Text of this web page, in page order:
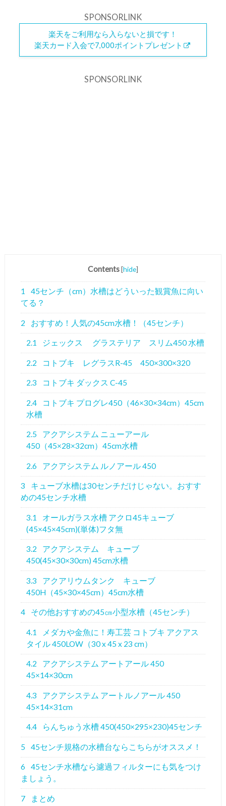
SPONSORLINK
楽天をご利用なら入らないと損です！
楽天カード入会で7,000ポイントプレゼント
SPONSORLINK
Contents[hide]
1
45センチ（cm）水槽はどういった観賞魚に向い
てる？
2 おすすめ！人気の45cm水槽！（45センチ）
2.1 ジェックス グラステリア スリム450 水槽
2.2 コトブキ レグラスR-45 450×300×320
2.3 コトブキ ダックス C-45
2.4
コトブキ プログレ450（46×30×34cm）45cm
水槽
2.5
アクアシステム ニューアール
450（45×28×32cm）45cm水槽
2.6 アクアシステム ルノアール 450
3
キューブ水槽は30センチだけじゃない。おすす
めの45センチ水槽
3.1
オールガラス水槽 アクロ45キューブ
(45×45×45cm)(単体)フタ無
3.2
アクアシステム キューブ
450(45×30×30cm) 45cm水槽
3.3
アクアリウムタンク キューブ
450H（45×30×45cm）45cm水槽
4 その他おすすめの45㎝小型水槽（45センチ）
4.1
メダカや金魚に！寿工芸 コトブキ アクアス
タイル 450LOW（30 x 45 x 23 cm）
4.2
アクアシステム アートアール 450
45×14×30cm
4.3
アクアシステム アートルノアール 450
45×14×31cm
4.4 らんちゅう水槽 450(450×295×230)45センチ
5 45センチ規格の水槽台ならこちらがオススメ！
6
45センチ水槽なら濾過フィルターにも気をつけ
ましょう。
7 まとめ